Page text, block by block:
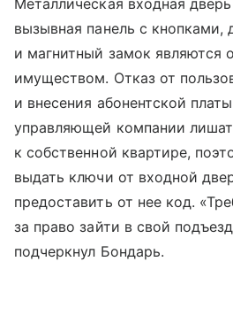
вызывная панель с кнопками,
и магнитный замок
имуществом. Отказ от
и внесения абонентской
управляющей компании
к собственной квартире,
выдать ключи от входной
предоставить от нее код.
за право зайти в свой
подчеркнул Бондарь.